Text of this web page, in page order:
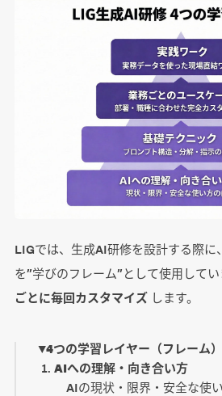
LIGでは、生成AI研修を設計する際に
を”学びのフレーム”として使用してい
ごとに毎回カスタマイズします。
▼4つの学習レイヤー（フレーム）
AIへの理解・向き合い方
AIの現状・限界・安全な使